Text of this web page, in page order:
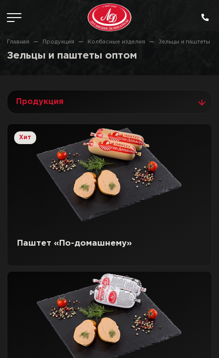
Главная Продукция Колбасные изделия Зельцы и паштеты
Зельцы и паштеты оптом
Продукция
Хит
Паштет «По-домашнему»